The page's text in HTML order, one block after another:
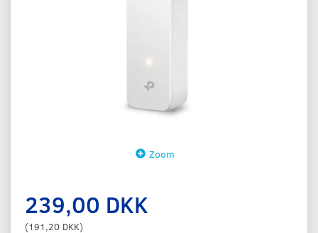
Zoom
239,00 DKK
(191,20 DKK)